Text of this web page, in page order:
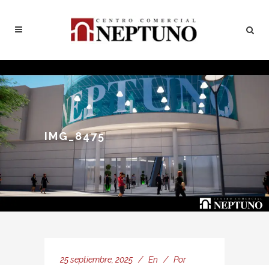
IMG_8475
25 septiembre, 2025 En
Por